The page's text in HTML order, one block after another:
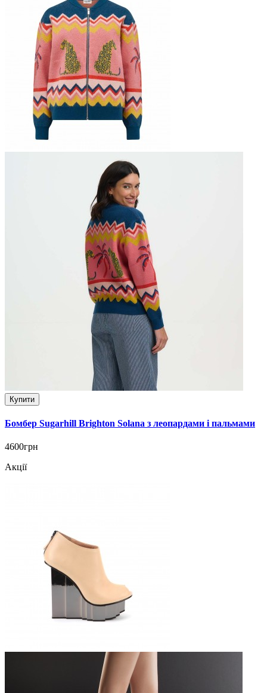
Купити
Бомбер Sugarhill Brighton Solana з леопардами і пальмами
4600грн
Акції